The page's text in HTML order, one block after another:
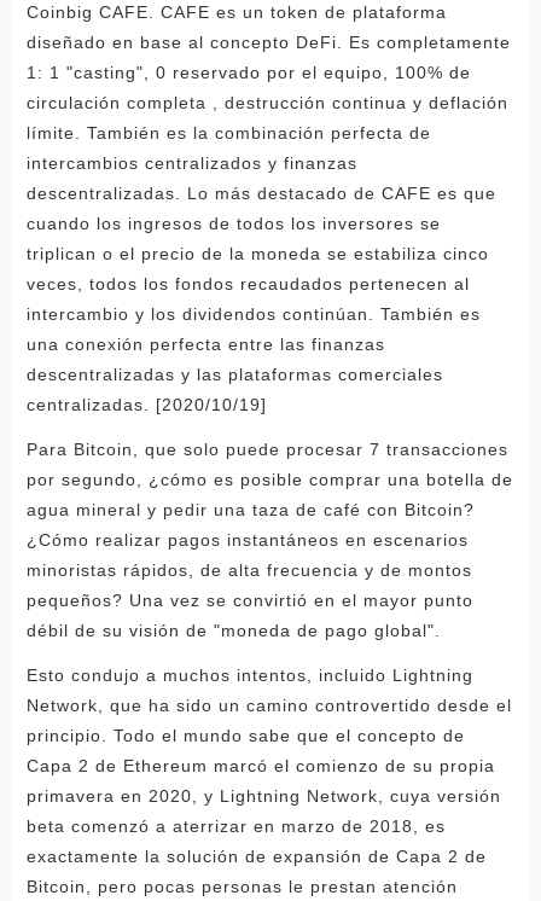
Coinbig CAFE. CAFE es un token de plataforma
diseñado en base al concepto DeFi. Es completamente
1: 1 "casting", 0 reservado por el equipo, 100% de
circulación completa , destrucción continua y deflación
límite. También es la combinación perfecta de
intercambios centralizados y finanzas
descentralizadas. Lo más destacado de CAFE es que
cuando los ingresos de todos los inversores se
triplican o el precio de la moneda se estabiliza cinco
veces, todos los fondos recaudados pertenecen al
intercambio y los dividendos continúan. También es
una conexión perfecta entre las finanzas
descentralizadas y las plataformas comerciales
centralizadas. [2020/10/19]
Para Bitcoin, que solo puede procesar 7 transacciones
por segundo, ¿cómo es posible comprar una botella de
agua mineral y pedir una taza de café con Bitcoin?
¿Cómo realizar pagos instantáneos en escenarios
minoristas rápidos, de alta frecuencia y de montos
pequeños? Una vez se convirtió en el mayor punto
débil de su visión de "moneda de pago global".
Esto condujo a muchos intentos, incluido Lightning
Network, que ha sido un camino controvertido desde el
principio. Todo el mundo sabe que el concepto de
Capa 2 de Ethereum marcó el comienzo de su propia
primavera en 2020, y Lightning Network, cuya versión
beta comenzó a aterrizar en marzo de 2018, es
exactamente la solución de expansión de Capa 2 de
Bitcoin, pero pocas personas le prestan atención